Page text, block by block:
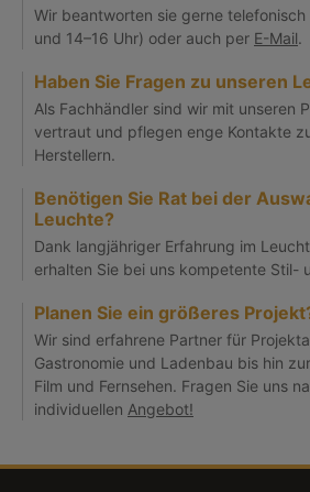
Wir beantworten sie gerne
und 14–16 Uhr) oder auch per E-Mail.
Haben Sie Fragen zu unseren
Als Fachhändler sind wir mit unseren
vertraut und pflegen enge Kontakte
Herstellern.
Benötigen Sie Rat bei der
Leuchte?
Dank langjähriger Erfahrung im
erhalten Sie bei uns kompetente Stil-
Planen Sie ein größeres
Wir sind erfahrene Partner für
Gastronomie und Ladenbau bis hin
Film und Fernsehen. Fragen Sie uns
individuellen Angebot!